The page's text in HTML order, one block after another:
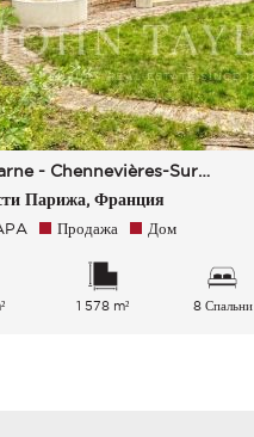
Val De Marne - Chennevières-Sur-Marne
Парижа, Франция
Продажа Дом
1 578 m² 8 Спальни